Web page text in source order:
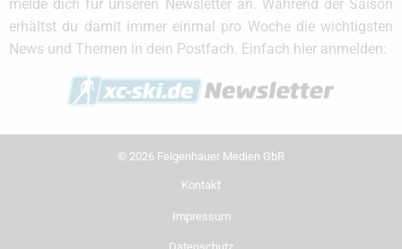
melde dich für unseren Newsletter an. Während der Saison
erhältst du damit immer einmal pro Woche die wichtigsten
News und Themen in dein Postfach. Einfach hier anmelden:
© 2026 Felgenhauer Medien GbR
Kontakt
Impressum